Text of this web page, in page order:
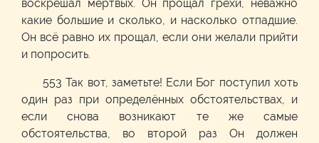
воскрешал мёртвых. Он прощал грехи, неважно
какие большие и сколько, и насколько отпадшие.
Он всё равно их прощал, если они желали прийти
и попросить.
553 Так вот, заметьте! Если Бог поступил хоть
один раз при определённых обстоятельствах, и
если снова возникают те же самые
обстоятельства, во второй раз Он должен